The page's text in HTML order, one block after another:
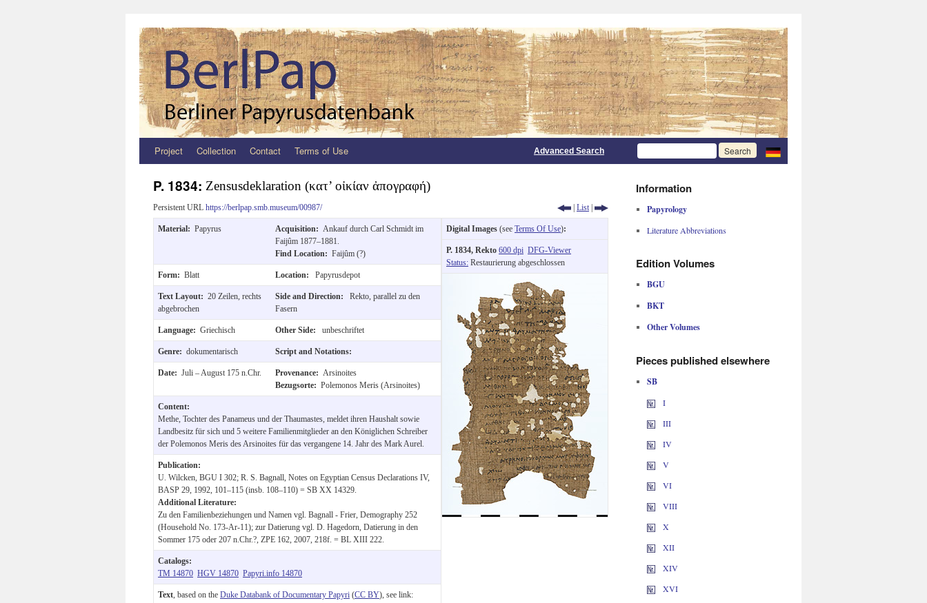
Zum
springen
Project Collection Contact Terms of Use Advanced Search
P. 1834: Zensusdeklaration (κατ’ οἰκίαν ἀπογραφή)
Persistent URL https://berlpap.smb.museum/00987/ | List |
Material: Papyrus Acquisition: Ankauf durch Carl Schmidt im
Faijûm 1877–1881.
Find Location: Faijûm (?)
Form: Blatt Location: Papyrusdepot
Text Layout: 20 Zeilen, rechts
abgebrochen
Side and Direction:
Rekto, parallel zu den
Fasern
Language: Griechisch Other Side: unbeschriftet
Genre: dokumentarisch Script and Notations:
Date: Juli – August 175 n.Chr. Provenance: Arsinoites
Bezugsorte: Polemonos Meris (Arsinoites)
Content:
Methe, Tochter des Panameus und der Thaumastes, meldet ihren Haushalt sowie
Landbesitz für sich und 5 weitere Familienmitglieder an den Königlichen Schreiber
der Polemonos Meris des Arsinoites für das vergangene 14. Jahr des Mark Aurel.
Publication:
U. Wilcken, BGU I 302; R. S. Bagnall, Notes on Egyptian Census Declarations IV,
BASP 29, 1992, 101–115 (insb. 108–110) = SB XX 14329.
Additional Literature:
Zu den Familienbeziehungen und Namen vgl. Bagnall - Frier, Demography 252
(Household No. 173-Ar-11); zur Datierung vgl. D. Hagedorn, Datierung in den
Sommer 175 oder 207 n.Chr.?, ZPE 162, 2007, 218f. = BL XIII 222.
Catalogs:
TM 14870 HGV 14870 Papyri.info 14870
Text , based on the Duke Databank of Documentary Papyri (CC BY), see link:
Digital Images (see Terms Of Use):
P. 1834, Rekto 600 dpi DFG-Viewer
Status: Restaurierung abgeschlossen
Information
Papyrology
Literature Abbreviations
Edition Volumes
BGU
BKT
Other Volumes
Pieces published elsewhere
SB
I
III
IV
V
VI
VIII
X
XII
XIV
XVI